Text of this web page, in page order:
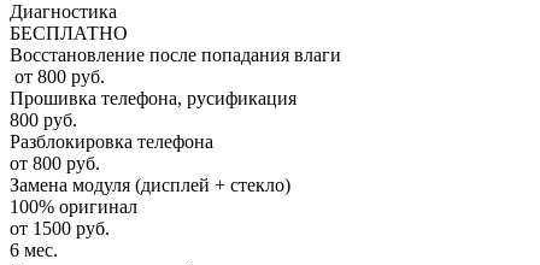
Диагностика
БЕСПЛАТНО
Восстановление после попадания влаги
от 800 руб.
Прошивка телефона, русификация
800 руб.
Разблокировка телефона
от 800 руб.
Замена модуля (дисплей + стекло)
100% оригинал
от 1500 руб.
6 мес.